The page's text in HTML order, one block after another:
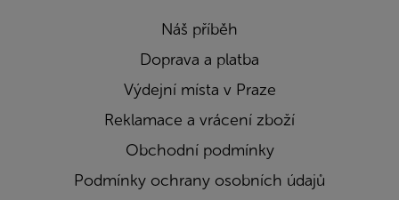
Náš příběh
Doprava a platba
Výdejní místa v Praze
Reklamace a vrácení zboží
Obchodní podmínky
Podmínky ochrany osobních údajů